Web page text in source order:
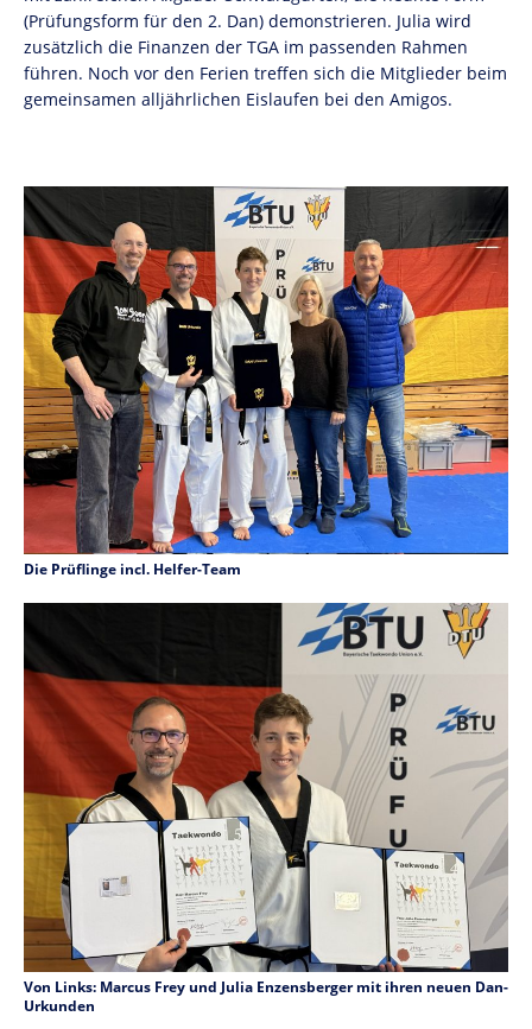
(Prüfungsform für den 2. Dan) demonstrieren. Julia wird
zusätzlich die Finanzen der TGA im passenden Rahmen
führen. Noch vor den Ferien treffen sich die Mitglieder beim
gemeinsamen alljährlichen Eislaufen bei den Amigos.
Die Prüflinge incl. Helfer-Team
Von Links: Marcus Frey und Julia Enzensberger mit ihren neuen Dan-
Urkunden